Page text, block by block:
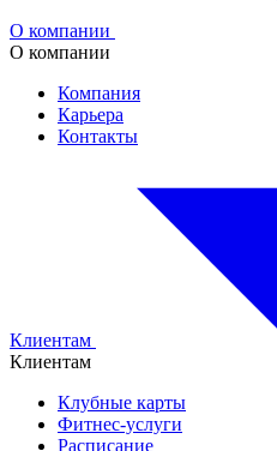
О компании
О компании
Компания
Карьера
Контакты
Клиентам
Клиентам
Клубные карты
Фитнес-услуги
Расписание